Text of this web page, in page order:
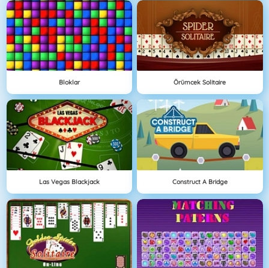
Bloklar Örümcek Solitaire
Las Vegas Blackjack Construct A Bridge